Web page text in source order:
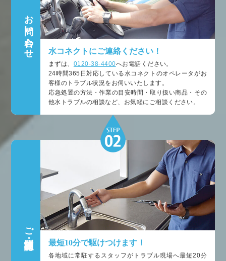
お問い合わせ 水コネクトにご連絡ください！
まずは、 0120-38-4400へお電話ください。
24時間365日対応している水コネクトのオペレータがお
客様のトラブル状況をお伺いいたします。
応急処置の方法・作業の目安時間・取り扱い商品・その
他水トラブルの相談など、お気軽にご相談ください。
ご訪問・状況確認
最短10分で駆けつけます！
各地域に常駐するスタッフがトラブル現場へ最短20分